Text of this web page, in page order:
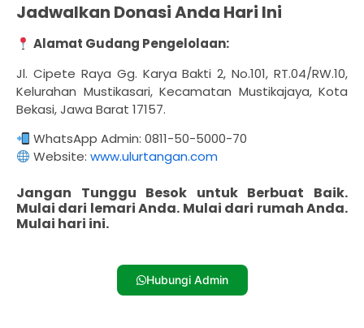
Jadwalkan Donasi Anda Hari Ini
Alamat Gudang Pengelolaan:
Jl. Cipete Raya Gg. Karya Bakti 2, No.101, RT.04/RW.10,
Kelurahan Mustikasari, Kecamatan Mustikajaya, Kota
Bekasi, Jawa Barat 17157.
WhatsApp Admin: 0811-50-5000-70
Website:www.ulurtangan.com
Jangan Tunggu Besok untuk Berbuat Baik.
Mulai dari lemari Anda. Mulai dari rumah Anda.
Mulai hari ini.
Hubungi Admin